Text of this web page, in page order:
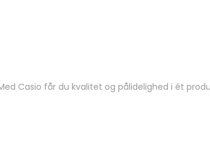
Casio får du kvalitet og pålidelighed i ét